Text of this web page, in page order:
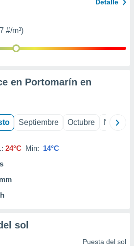
Detalle
#/m³)
en Portomarín en
Septiembre Octubre
24°C Min: 14°C
sol
Puesta del sol